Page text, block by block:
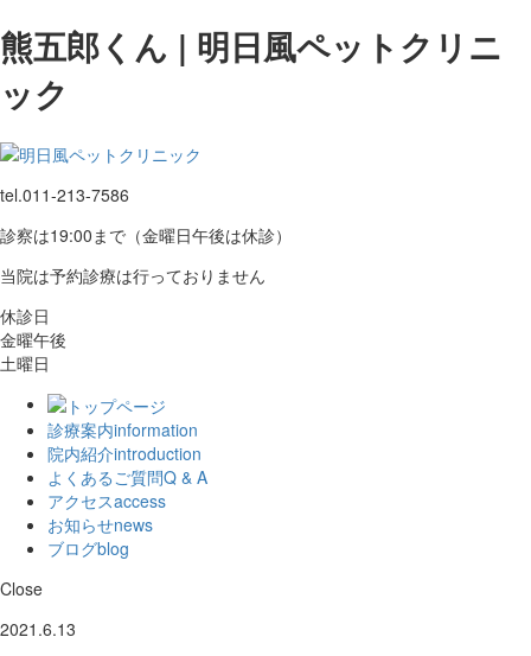
熊五郎くん | 明日風ペットクリニ
ック
tel.011-213-7586
診察は19:00まで（金曜日午後は休診）
当院は予約診療は行っておりません
休診日
金曜午後
土曜日
診療案内information
院内紹介introduction
よくあるご質問Q & A
アクセスaccess
お知らせnews
ブログblog
Close
2021.6.13